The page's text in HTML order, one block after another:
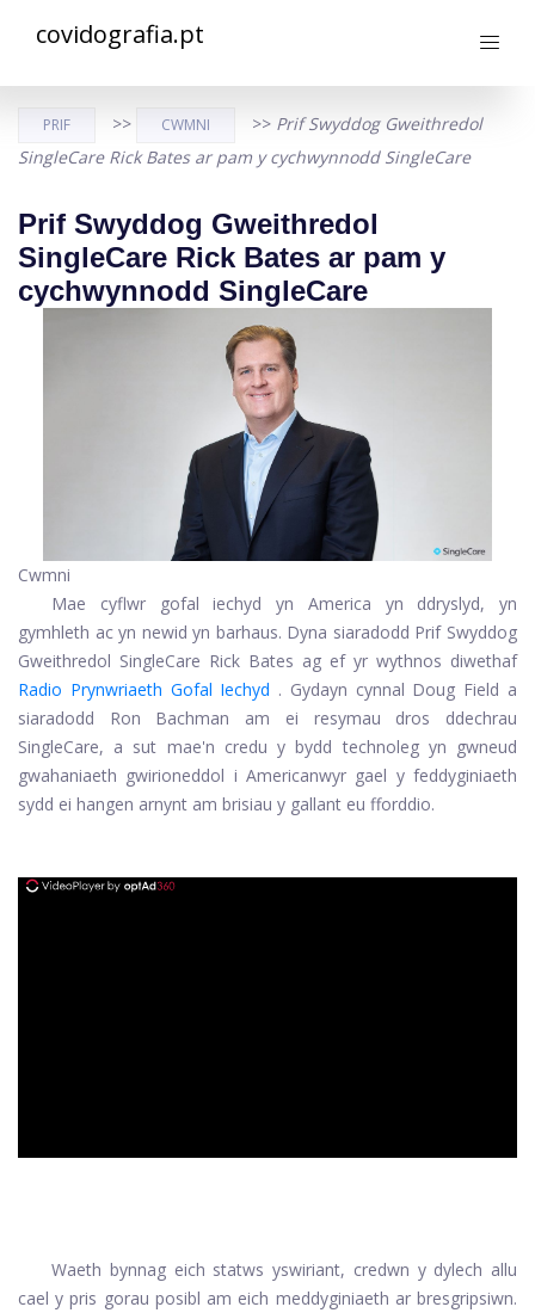
covidografia.pt
PRIF >> CWMNI >> Prif Swyddog Gweithredol
SingleCare Rick Bates ar pam y cychwynnodd SingleCare
Prif Swyddog Gweithredol
SingleCare Rick Bates ar pam y
cychwynnodd SingleCare
Cwmni
Mae cyflwr gofal iechyd yn America yn ddryslyd, yn
gymhleth ac yn newid yn barhaus. Dyna siaradodd Prif Swyddog
Gweithredol SingleCare Rick Bates ag ef yr wythnos diwethaf
Radio Prynwriaeth Gofal Iechyd . Gydayn cynnal Doug Field a
siaradodd Ron Bachman am ei resymau dros ddechrau
SingleCare, a sut mae'n credu y bydd technoleg yn gwneud
gwahaniaeth gwirioneddol i Americanwyr gael y feddyginiaeth
sydd ei hangen arnynt am brisiau y gallant eu fforddio.
Waeth bynnag eich statws yswiriant, credwn y dylech allu
cael y pris gorau posibl am eich meddyginiaeth ar bresgripsiwn.